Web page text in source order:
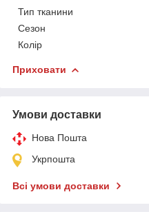
Тип тканини
Сезон
Колір
Приховати
Умови доставки
Нова Пошта
Укрпошта
Всі умови доставки